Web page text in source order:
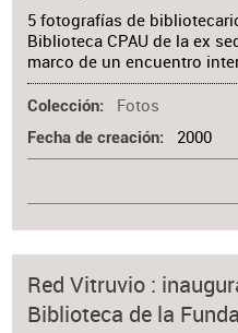
5 fotografías de
Biblioteca CPAU de la ex
marco de un encuentro
Colección Fotos
Fecha de creación 2000
Red Vitruvio :
Biblioteca de la